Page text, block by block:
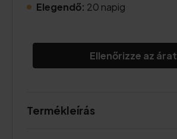
Elegendő: 20 napig
Ellenőrizze az árat
Termékleírás